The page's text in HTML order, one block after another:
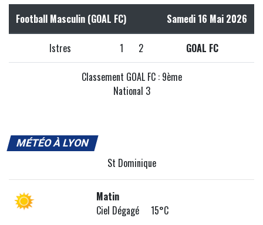
Football Masculin (GOAL FC) Samedi 16 Mai 2026
Istres 1 2 GOAL FC
Classement GOAL FC : 9ème
National 3
MÉTÉO À LYON
St Dominique
Matin
Ciel Dégagé 15°C